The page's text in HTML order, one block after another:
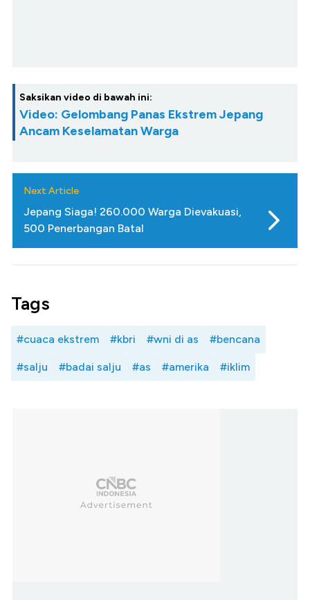
Saksikan video di bawah ini:
Video: Gelombang Panas Ekstrem Jepang
Ancam Keselamatan Warga
Next Article
Jepang Siaga! 260.000 Warga Dievakuasi,
500 Penerbangan Batal
Tags
#cuaca ekstrem #kbri #wni di as #bencana
#salju #badai salju #as #amerika #iklim